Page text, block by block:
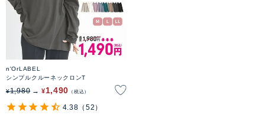
n'OrLABEL
シンプルクルーネックロンT
¥1,980 ¥1,490 税込
4.38 （52）